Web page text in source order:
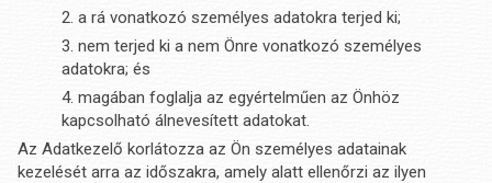
a rá vonatkozó személyes adatokra terjed ki;
nem terjed ki a nem Önre vonatkozó személyes
adatokra; és
magában foglalja az egyértelműen az Önhöz
kapcsolható álnevesített adatokat.
Az Adatkezelő korlátozza az Ön személyes adatainak
kezelését arra az időszakra, amely alatt ellenőrzi az ilyen